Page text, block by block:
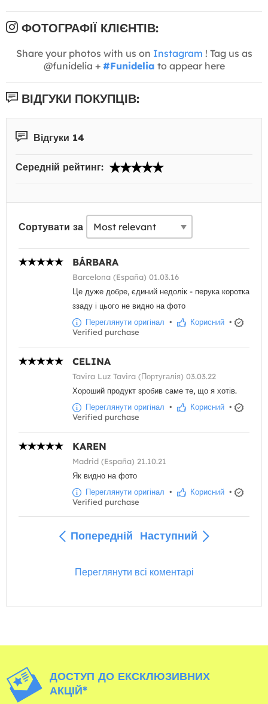
ФОТОГРАФІЇ КЛІЄНТІВ:
Share your photos with us on Instagram ! Tag us as
@funidelia + #Funidelia to appear here
ВІДГУКИ ПОКУПЦІВ:
Відгуки 14
Середній рейтинг:
Сортувати за
BÁRBARA
Barcelona (España) 01.03.16
Це дуже добре, єдиний недолік - перука коротка
ззаду і цього не видно на фото
Переглянути оригінал • Корисний •
Verified purchase
CELINA
Tavira Luz Tavira (Португалія) 03.03.22
Хороший продукт зробив саме те, що я хотів.
Переглянути оригінал • Корисний •
Verified purchase
KAREN
Madrid (España) 21.10.21
Як видно на фото
Переглянути оригінал • Корисний •
Verified purchase
Попередній Наступний
Переглянути всі коментарі
ДОСТУП ДО ЕКСКЛЮЗИВНИХ
АКЦІЙ*